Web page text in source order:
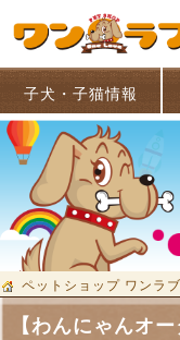
子犬・子猫情報
ペットショップ ワンラ
【わんにゃんオ